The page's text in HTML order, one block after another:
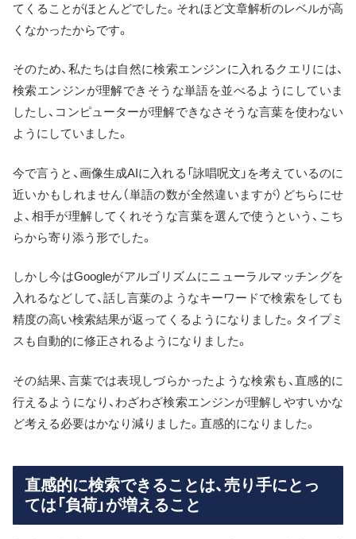
てくることがほとんどでした。それほど文章解析のレベルが高
くなかったからです。
そのため、私たちは自然に検索エンジンに入れるクエリには、
検索エンジンが理解できそうな単語を並べるようにしていま
したし、コンピューターが理解できなさそうな言葉を使わない
ようにしていました。
今で言うと、画像生成AIに入れる「詠唱呪文」を考えているのに
近いかもしれません（単語の数が全然違いますが）どちらにせ
よ、相手が理解してくれそうな言葉を選んで使うという、こち
らから寄り添う形でした。
しかし今はGoogleがアルゴリズムにニューラルマッチングを
入れるなどして、話し言葉のようなキーワードで検索をしても
精度の高い検索結果が返ってくるようになりました。タイプミ
スも自動的に修正されるようになりました。
その結果、言葉では表現しづらかったような検索も、直感的に
行えるようになり、わざわざ検索エンジンが理解しやすいかな
ど考える必要はかなり減りました。直感的になりました。
直感的に検索できることは、売り手にとっ
ては「負荷」が増えること